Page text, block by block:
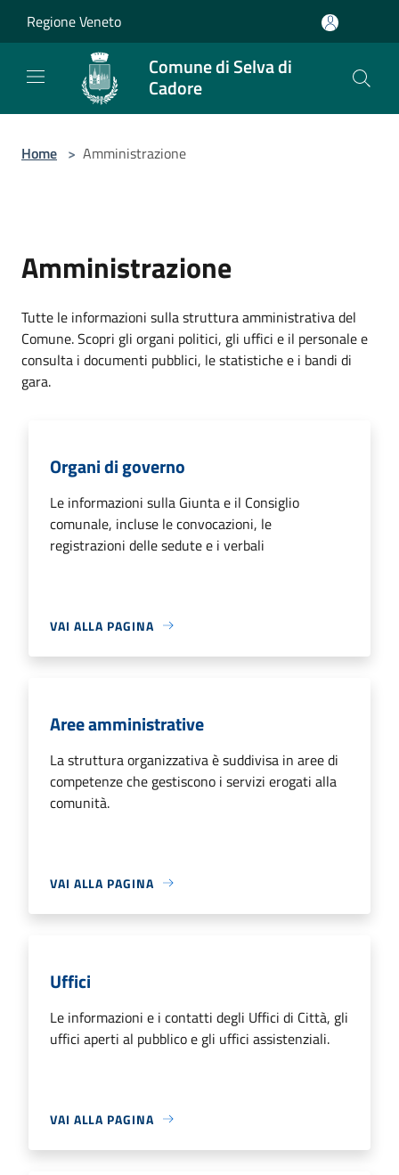
Regione Veneto
Comune di Selva di
Cadore
Home > Amministrazione
Amministrazione
Tutte le informazioni sulla struttura amministrativa del
Comune. Scopri gli organi politici, gli uffici e il personale e
consulta i documenti pubblici, le statistiche e i bandi di
gara.
Organi di governo
Le informazioni sulla Giunta e il Consiglio
comunale, incluse le convocazioni, le
registrazioni delle sedute e i verbali
VAI ALLA PAGINA
Aree amministrative
La struttura organizzativa è suddivisa in aree di
competenze che gestiscono i servizi erogati alla
comunità.
VAI ALLA PAGINA
Uffici
Le informazioni e i contatti degli Uffici di Città, gli
uffici aperti al pubblico e gli uffici assistenziali.
VAI ALLA PAGINA